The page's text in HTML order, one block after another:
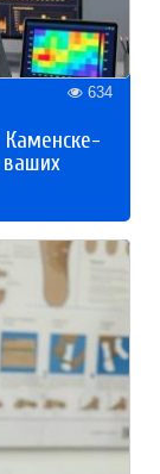
634
ваших